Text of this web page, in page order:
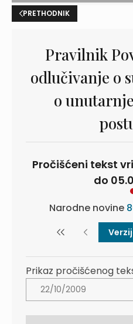
PRETHODNIK
Pravilnik
odlučivanje o
o
Pročišćeni tekst
do
Narodne novine
Prikaz pročišćenog